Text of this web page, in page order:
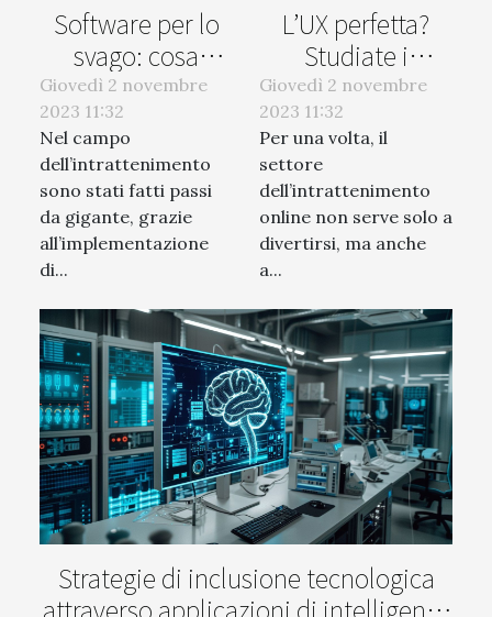
Software per lo
svago: cosa
riserva il futuro
Giovedì 2 novembre
2023 11:32
Nel campo
dell’intrattenimento
sono stati fatti passi
da gigante, grazie
all’implementazione
di...
L’UX perfetta?
Studiate i
videogiochi
Giovedì 2 novembre
2023 11:32
Per una volta, il
settore
dell’intrattenimento
online non serve solo a
divertirsi, ma anche
a...
Strategie di inclusione tecnologica